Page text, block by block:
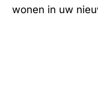
wonen in uw